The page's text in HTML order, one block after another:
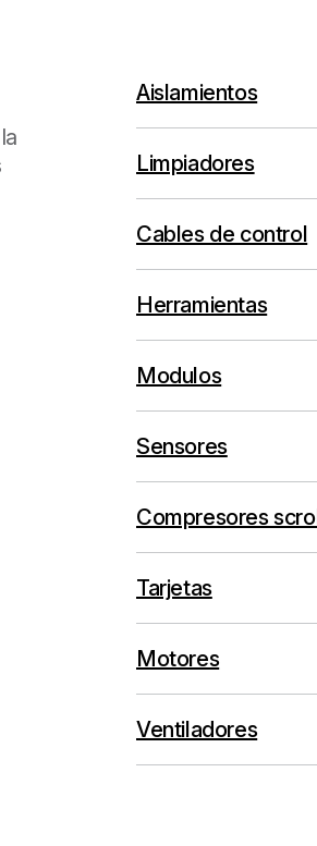
Aislamientos
Limpiadores
Cables de control
Herramientas
Modulos
Sensores
Compresores
Tarjetas
Motores
Ventiladores